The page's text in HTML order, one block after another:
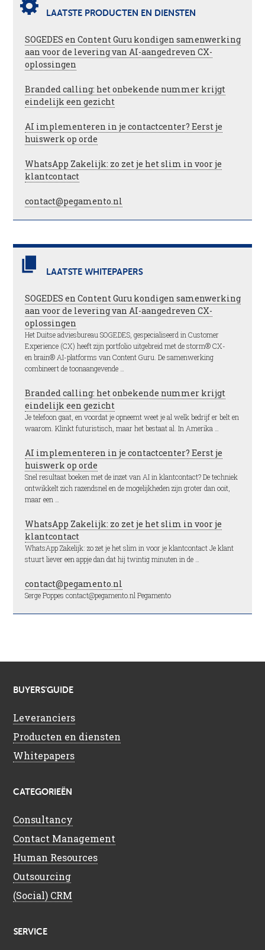
LAATSTE PRODUCTEN EN DIENSTEN
SOGEDES en Content Guru kondigen samenwerking
aan voor de levering van AI-aangedreven CX-
oplossingen
Branded calling: het onbekende nummer krijgt
eindelijk een gezicht
AI implementeren in je contactcenter? Eerst je
huiswerk op orde
WhatsApp Zakelijk: zo zet je het slim in voor je
klantcontact
contact@pegamento.nl
LAATSTE WHITEPAPERS
SOGEDES en Content Guru kondigen samenwerking
aan voor de levering van AI-aangedreven CX-
oplossingen
Het Duitse adviesbureau SOGEDES, gespecialiseerd in Customer
Experience (CX) heeft zijn portfolio uitgebreid met de storm® CX-
en brain® AI-platforms van Content Guru. De samenwerking
combineert de toonaangevende …
Branded calling: het onbekende nummer krijgt
eindelijk een gezicht
Je telefoon gaat, en voordat je opneemt weet je al welk bedrijf er belt en
waarom. Klinkt futuristisch, maar het bestaat al. In Amerika …
AI implementeren in je contactcenter? Eerst je
huiswerk op orde
Snel resultaat boeken met de inzet van AI in klantcontact? De techniek
ontwikkelt zich razendsnel en de mogelijkheden zijn groter dan ooit,
maar een …
WhatsApp Zakelijk: zo zet je het slim in voor je
klantcontact
WhatsApp Zakelijk: zo zet je het slim in voor je klantcontact Je klant
stuurt liever een appje dan dat hij twintig minuten in de …
contact@pegamento.nl
Serge Poppes contact@pegamento.nl Pegamento
BUYERS’GUIDE
Leveranciers
Producten en diensten
Whitepapers
CATEGORIEËN
Consultancy
Contact Management
Human Resources
Outsourcing
(Social) CRM
SERVICE